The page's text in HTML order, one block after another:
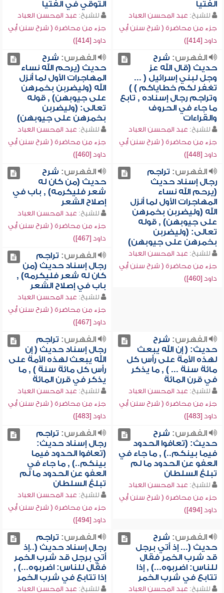
الفتيا
للشيخ: عبد المحسن العباد
جزء من محاضرة ( شرح سنن أبي
داود [414])
التوقي في الفتيا
للشيخ: عبد المحسن العباد
جزء من محاضرة ( شرح سنن أبي
داود [414])
الفهرس: شرح
حديث (قال الله عز
وجل لبني إسرائيل ( ...
تغفر لكم خطاياكم ) )
وتراجم رجال إسناده , تابع
ما جاء في الحروف
والقراءات
للشيخ: عبد المحسن العباد
جزء من محاضرة ( شرح سنن أبي
داود [448])
الفهرس: شرح
حديث (يرحم الله نساء
المهاجرات الأول لما أنزل
الله (وليضربن بخمرهن
على جيوبهن) , قوله
تعالى: (وليضربن
بخمرهن على جيوبهن)
للشيخ: عبد المحسن العباد
جزء من محاضرة ( شرح سنن أبي
داود [460])
الفهرس: تراجم
رجال إسناد حديث
(يرحم الله نساء
المهاجرات الأول لما أنزل
الله (وليضربن بخمرهن
على جيوبهن) , قوله
تعالى: (وليضربن
بخمرهن على جيوبهن)
للشيخ: عبد المحسن العباد
جزء من محاضرة ( شرح سنن أبي
داود [460])
الفهرس: شرح
حديث (من كان له
شعر فليكرمه) , باب في
إصلاح الشعر
للشيخ: عبد المحسن العباد
جزء من محاضرة ( شرح سنن أبي
داود [467])
الفهرس: تراجم
رجال إسناد حديث (من
كان له شعر فليكرمه) ,
باب في إصلاح الشعر
للشيخ: عبد المحسن العباد
جزء من محاضرة ( شرح سنن أبي
داود [467])
الفهرس: شرح
حديث: ( إن الله يبعث
لهذه الأمة على رأس كل
مائة سنة ... ) , ما يذكر
في قرن المائة
للشيخ: عبد المحسن العباد
جزء من محاضرة ( شرح سنن أبي
داود [483])
الفهرس: تراجم
رجال إسناد حديث ( إن
الله يبعث لهذه الأمة على
رأس كل مائة سنة ) , ما
يذكر في قرن المائة
للشيخ: عبد المحسن العباد
جزء من محاضرة ( شرح سنن أبي
داود [483])
الفهرس: شرح
حديث: (تعافوا الحدود
فيما بينكم..) , ما جاء في
العفو عن الحدود ما لم
تبلغ السلطان
للشيخ: عبد المحسن العباد
جزء من محاضرة ( شرح سنن أبي
داود [494])
الفهرس: تراجم
رجال إسناد حديث:
(تعافوا الحدود فيما
بينكم..) , ما جاء في
العفو عن الحدود ما لم
تبلغ السلطان
للشيخ: عبد المحسن العباد
جزء من محاضرة ( شرح سنن أبي
داود [494])
الفهرس: شرح
حديث (... إذ أتي برجل
قد شرب الخمر فقال
للناس: اضربوه...) , إذا
تتابع في شرب الخمر
للشيخ: عبد المحسن العباد
الفهرس: تراجم
رجال إسناد حديث (..إذ
أتي برجل قد شرب الخمر
فقال للناس: اضربوه...) ,
إذا تتابع في شرب الخمر
للشيخ: عبد المحسن العباد